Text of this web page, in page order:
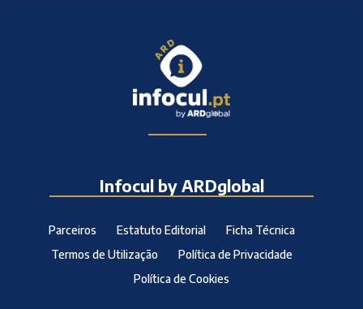
Infocul by ARDglobal
Parceiros Estatuto Editorial
Ficha Técnica
Termos de Utilização
Política de Privacidade
Política de Cookies